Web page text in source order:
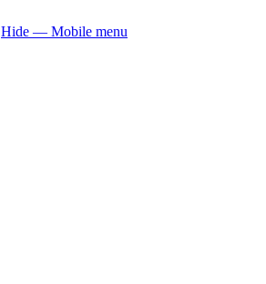
Hide — Mobile menu